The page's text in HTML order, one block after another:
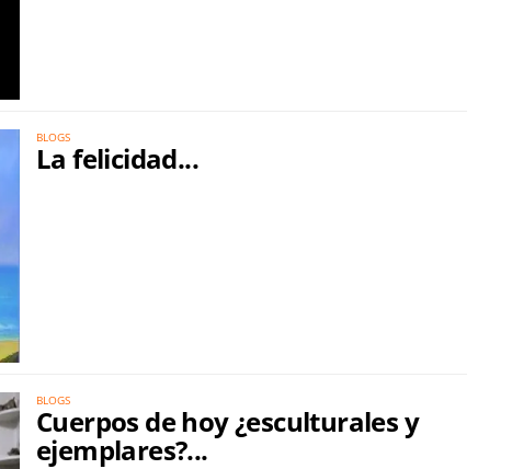
BLOGS
La felicidad...
BLOGS
Cuerpos de hoy ¿esculturales y
ejemplares?...